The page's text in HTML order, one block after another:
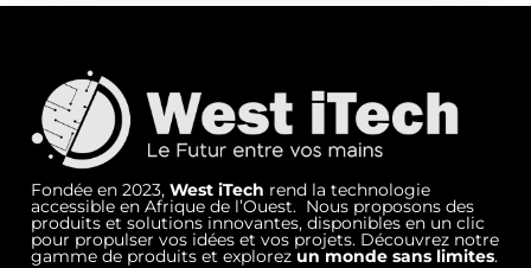
Fondée en 2023, West iTech rend la technologie
accessible en Afrique de l’Ouest. Nous proposons des
produits et solutions innovantes, disponibles en un clic
pour propulser vos idées et vos projets. Découvrez notre
gamme de produits et explorezun monde sans limites.